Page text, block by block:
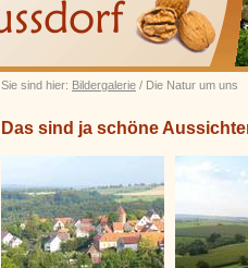
Sie sind hier: Bildergalerie / Die Natur um uns
Das sind ja schöne